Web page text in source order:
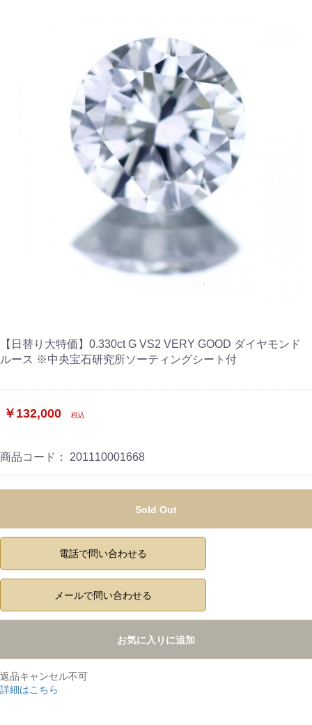
【日替り大特価】0.330ct G VS2 VERY GOOD ダイヤモンド
ルース ※中央宝石研究所ソーティングシート付
￥132,000 税込
商品コード： 201110001668
Sold Out
電話で問い合わせる
メールで問い合わせる
お気に入りに追加
返品キャンセル不可
詳細はこちら